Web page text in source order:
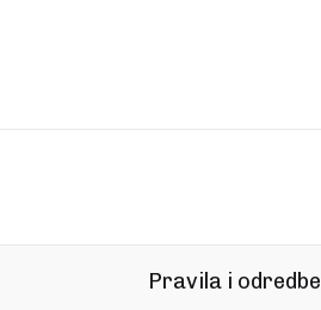
Pravila i odredbe